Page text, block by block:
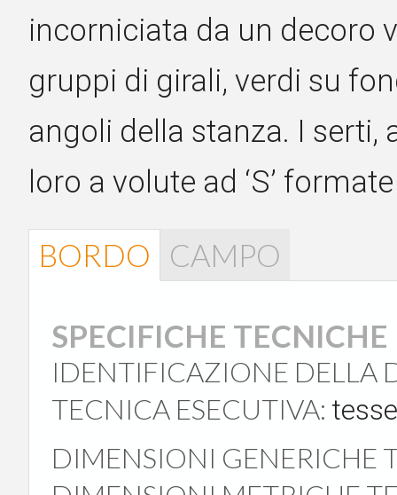
incorniciata da un decoro
gruppi di girali, verdi su
angoli della stanza. I
loro a volute ad ‘S’
BORDO
CAMPO
SPECIFICHE TECNICHE
IDENTIFICAZIONE DELLA
TECNICA ESECUTIVA:
DIMENSIONI GENERICHE